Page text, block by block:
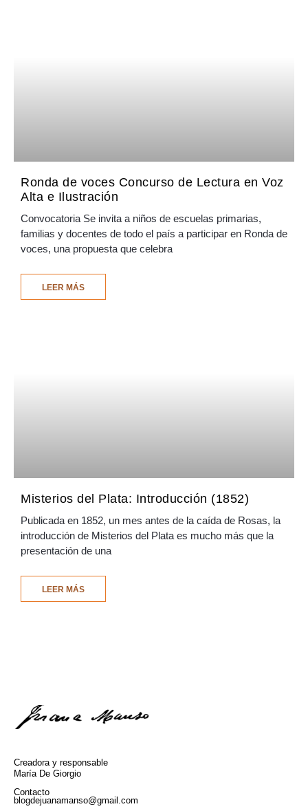
Ronda de voces Concurso de Lectura en Voz
Alta e Ilustración
Convocatoria Se invita a niños de escuelas primarias,
familias y docentes de todo el país a participar en Ronda de
voces, una propuesta que celebra
LEER MÁS
Misterios del Plata: Introducción (1852)
Publicada en 1852, un mes antes de la caída de Rosas, la
introducción de Misterios del Plata es mucho más que la
presentación de una
LEER MÁS
Creadora y responsable
María De Giorgio
Contacto
blogdejuanamanso@gmail.com